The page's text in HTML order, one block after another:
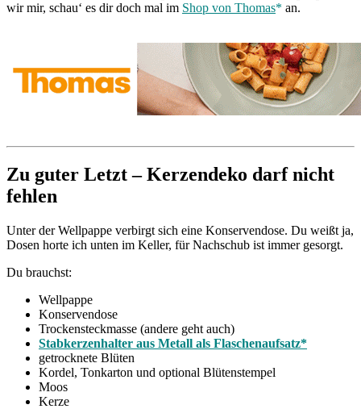
wir mir, schau‘ es dir doch mal im Shop von Thomas* an.
Zu guter Letzt – Kerzendeko darf nicht
fehlen
Unter der Wellpappe verbirgt sich eine Konservendose. Du weißt ja,
Dosen horte ich unten im Keller, für Nachschub ist immer gesorgt.
Du brauchst:
Wellpappe
Konservendose
Trockensteckmasse (andere geht auch)
Stabkerzenhalter aus Metall als Flaschenaufsatz*
getrocknete Blüten
Kordel, Tonkarton und optional Blütenstempel
Moos
Kerze